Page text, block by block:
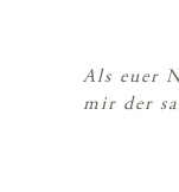
Als euer
mir der